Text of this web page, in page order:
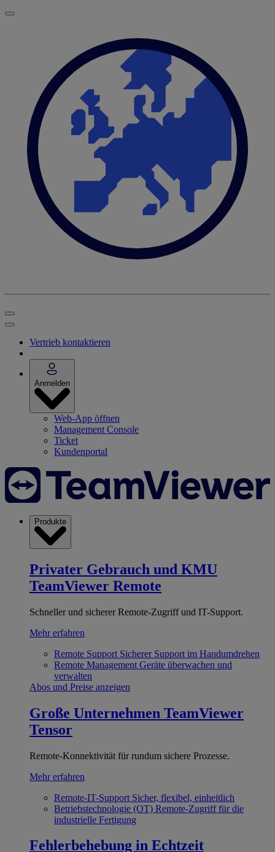
Vertrieb kontaktieren
Anmelden
Web-App öffnen
Management Console
Ticket
Kundenportal
Produkte
Privater Gebrauch und KMU
TeamViewer Remote
Schneller und sicherer Remote-Zugriff und IT-Support.
Mehr erfahren
Remote Support Sicherer Support im Handumdrehen
Remote Management Geräte überwachen und
verwalten
Abos und Preise anzeigen
Große Unternehmen TeamViewer
Tensor
Remote-Konnektivität für rundum sichere Prozesse.
Mehr erfahren
Remote-IT-Support Sicher, flexibel, einheitlich
Betriebstechnologie (OT) Remote-Zugriff für die
industrielle Fertigung
Fehlerbehebung in Echtzeit